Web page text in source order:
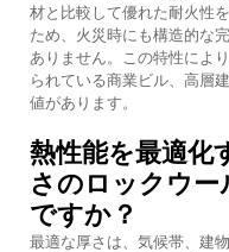
材と比較して優れた耐火性
ため、火災時にも構造的な
ありません。この特性によ
られている商業ビル、高層
値があります。
熱性能を最適化
さのロックウー
ですか？
最適な厚さは、気候帯、建